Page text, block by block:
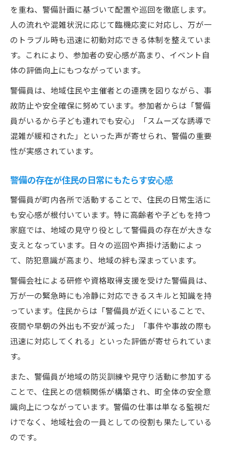
を重ね、警備計画に基づいて配置や巡回を徹底します。
人の流れや混雑状況に応じて臨機応変に対応し、万が一
のトラブル時も迅速に初動対応できる体制を整えていま
す。これにより、参加者の安心感が高まり、イベント自
体の評価向上にもつながっています。
警備員は、地域住民や主催者との連携を図りながら、事
故防止や安全確保に努めています。参加者からは「警備
員がいるから子ども連れでも安心」「スムーズな誘導で
混雑が緩和された」といった声が寄せられ、警備の重要
性が実感されています。
警備の存在が住民の日常にもたらす安心感
警備員が町内各所で活動することで、住民の日常生活に
も安心感が根付いています。特に高齢者や子どもを持つ
家庭では、地域の見守り役として警備員の存在が大きな
支えとなっています。日々の巡回や声掛け活動によっ
て、防犯意識が高まり、地域の絆も深まっています。
警備会社による研修や資格取得支援を受けた警備員は、
万が一の緊急時にも冷静に対応できるスキルと知識を持
っています。住民からは「警備員が近くにいることで、
夜間や早朝の外出も不安が減った」「事件や事故の際も
迅速に対応してくれる」といった評価が寄せられていま
す。
また、警備員が地域の防災訓練や見守り活動に参加する
ことで、住民との信頼関係が構築され、町全体の安全意
識向上につながっています。警備の仕事は単なる監視だ
けでなく、地域社会の一員としての役割も果たしている
のです。